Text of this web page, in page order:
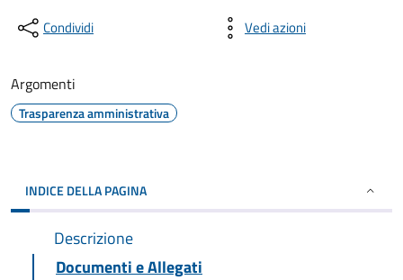
Condividi Vedi azioni
Argomenti
Trasparenza amministrativa
INDICE DELLA PAGINA
Descrizione
Documenti e Allegati